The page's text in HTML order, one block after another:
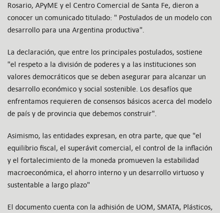
Rosario, APyME y el Centro Comercial de Santa Fe, dieron a
conocer un comunicado titulado: " Postulados de un modelo con
desarrollo para una Argentina productiva".
La declaración, que entre los principales postulados, sostiene
"el respeto a la división de poderes y a las instituciones son
valores democráticos que se deben asegurar para alcanzar un
desarrollo económico y social sostenible. Los desafíos que
enfrentamos requieren de consensos básicos acerca del modelo
de país y de provincia que debemos construir".
Asimismo, las entidades expresan, en otra parte, que que "el
equilibrio fiscal, el superávit comercial, el control de la inflación
y el fortalecimiento de la moneda promueven la estabilidad
macroeconómica, el ahorro interno y un desarrollo virtuoso y
sustentable a largo plazo"
El documento cuenta con la adhisión de UOM, SMATA, Plásticos,